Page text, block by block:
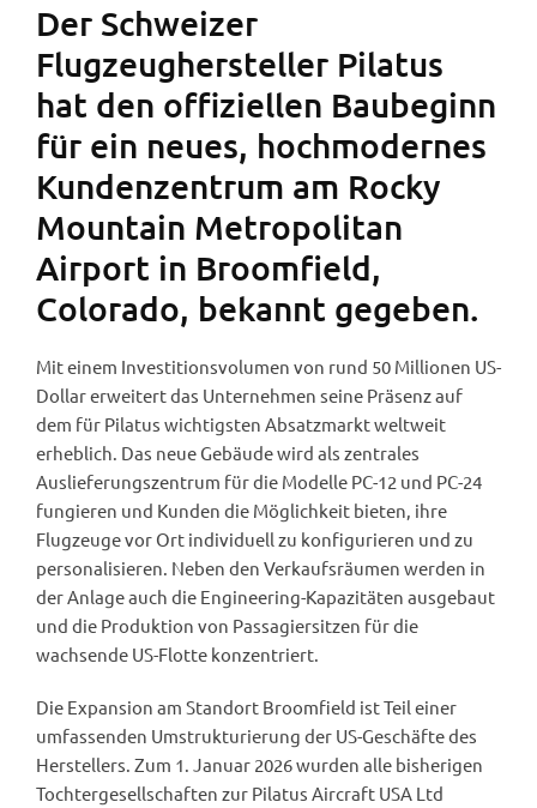
Der Schweizer
Flugzeughersteller Pilatus
hat den offiziellen Baubeginn
für ein neues, hochmodernes
Kundenzentrum am Rocky
Mountain Metropolitan
Airport in Broomfield,
Colorado, bekannt gegeben.
Mit einem Investitionsvolumen von rund 50 Millionen US-
Dollar erweitert das Unternehmen seine Präsenz auf
dem für Pilatus wichtigsten Absatzmarkt weltweit
erheblich. Das neue Gebäude wird als zentrales
Auslieferungszentrum für die Modelle PC-12 und PC-24
fungieren und Kunden die Möglichkeit bieten, ihre
Flugzeuge vor Ort individuell zu konfigurieren und zu
personalisieren. Neben den Verkaufsräumen werden in
der Anlage auch die Engineering-Kapazitäten ausgebaut
und die Produktion von Passagiersitzen für die
wachsende US-Flotte konzentriert.
Die Expansion am Standort Broomfield ist Teil einer
umfassenden Umstrukturierung der US-Geschäfte des
Herstellers. Zum 1. Januar 2026 wurden alle bisherigen
Tochtergesellschaften zur Pilatus Aircraft USA Ltd